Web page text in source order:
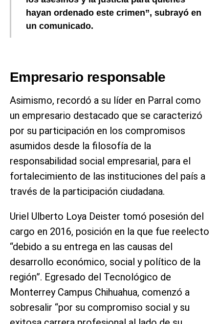
hayan ordenado este crimen”, subrayó en
un comunicado.
Empresario responsable
Asimismo, recordó a su líder en Parral como
un empresario destacado que se caracterizó
por su participación en los compromisos
asumidos desde la filosofía de la
responsabilidad social empresarial, para el
fortalecimiento de las instituciones del país a
través de la participación ciudadana.
Uriel Ulberto Loya Deister tomó posesión del
cargo en 2016, posición en la que fue reelecto
“debido a su entrega en las causas del
desarrollo económico, social y político de la
región”. Egresado del Tecnológico de
Monterrey Campus Chihuahua, comenzó a
sobresalir “por su compromiso social y su